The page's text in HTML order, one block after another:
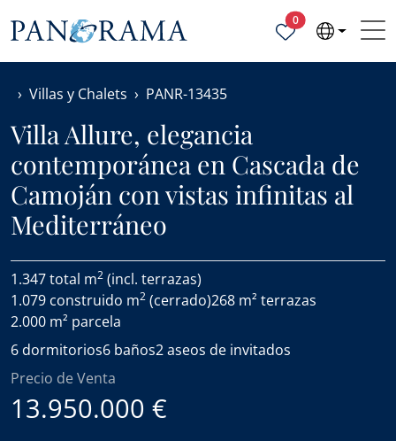
0Propiedades
Villas y Chalets PANR-13435
Villa Allure, elegancia
contemporánea en Cascada de
Camoján con vistas infinitas al
Mediterráneo
1.347 total m2 (incl. terrazas)
1.079 construido m2 (cerrado)268 m² terrazas
2.000 m² parcela
6 dormitorios6 baños2 aseos de invitados
Precio de Venta
13.950.000 €